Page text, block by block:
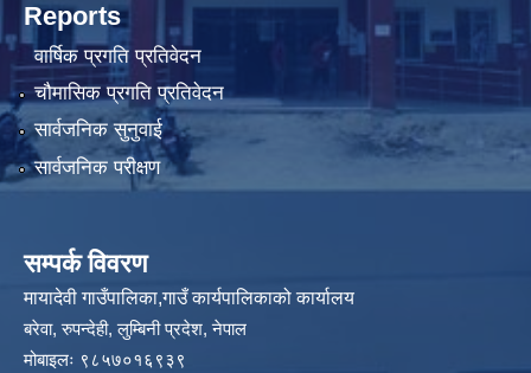
Reports
वार्षिक प्रगति प्रतिवेदन
चौमासिक प्रगति प्रतिवेदन
सार्वजनिक सुनुवाई
सार्वजनिक परीक्षण
सम्पर्क विवरण
मायादेवी गाउँपालिका,गाउँ कार्यपालिकाको कार्यालय
बरेवा, रुपन्देही, लुम्बिनी प्रदेश, नेपाल
मोबाइलः ९८५७०१६९३९